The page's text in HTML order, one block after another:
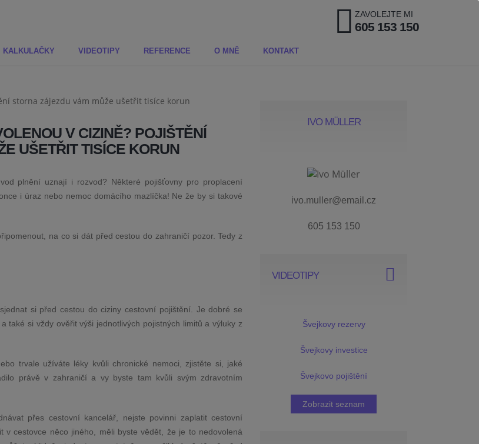
ZAVOLEJTE MI
605 153 150
KALKULAČKY VIDEOTIPY REFERENCE O MNĚ KONTAKT
V CIZINĚ? POJIŠTĚNÍ
UŠETŘIT TISÍCE KORUN
plnění uznají i rozvod? Některé pojišťovny pro proplacení
i úraz nebo nemoc domácího mazlíčka! Ne že by si takové
na co si dát před cestou do zahraničí pozor. Tedy z
si před cestou do ciziny cestovní pojištění. Je dobré se
také si vždy ověřit výši jednotlivých pojistných limitů a výluky z
trvale užíváte léky kvůli chronické nemoci, zjistěte si, jaké
právě v zahraničí a vy byste tam kvůli svým zdravotním
přes cestovní kancelář, nejste povinni zaplatit cestovní
v cestovce něco jiného, měli byste vědět, že je to nedovolená
IVO MÜLLER
ivo.muller@email.cz
605 153 150
VIDEOTIPY
Švejkovy rezervy
Švejkovy investice
Švejkovo pojištění
Zobrazit seznam